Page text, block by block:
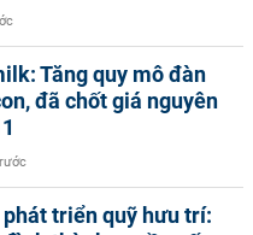
Tăng quy mô đàn
đã chốt giá nguyên
triển quỹ hưu trí: